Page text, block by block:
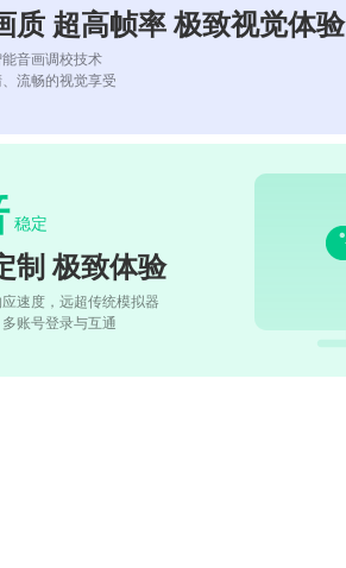
质 超高帧率 极致视觉体验
音画调校技术
流畅的视觉享受
稳定
制 极致体验
速度，远超传统模拟器
账号登录与互通